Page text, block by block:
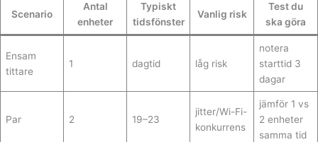
Scenario
Antal
enheter
Typiskt
tidsfönster
Vanlig risk
Test du
ska göra
Ensam
tittare
1 dagtid låg risk
notera
starttid 3
dagar
Par 2 19–23
jitter/Wi-Fi-
konkurrens
jämför 1 vs
2 enheter
samma tid